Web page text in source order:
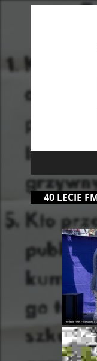
40 LECIE